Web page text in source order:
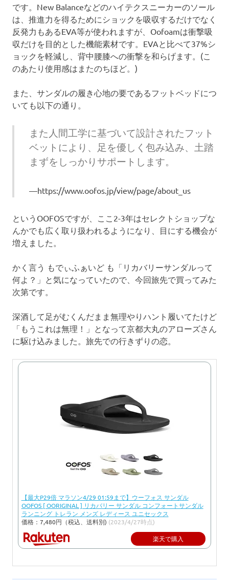
です。New Balanceなどのハイテクスニーカーのソール
は、推進力を得るためにショックを吸収するだけでなく
反発力もあるEVA等が使われますが、Oofoamは衝撃吸
収だけを目的とした機能素材です。EVAと比べて37%シ
ョックを軽減し、背中腰膝への衝撃を和らげます。(こ
のあたり使用感はまたのちほど。)
また、サンダルの履き心地の要であるフットベッドにつ
いても以下の通り。
また人間工学に基づいて設計されたフット
ベットにより、足を優しく包み込み、土踏
まずをしっかりサポートします。
https://www.oofos.jp/view/page/about_us
というOOFOSですが、ここ2-3年はセレクトショップな
んかでも広く取り扱われるようになり、目にする機会が
増えました。
かく言う もでぃふぁいど も「リカバリーサンダルって
何よ？」と気になっていたので、今回旅先で買ってみた
次第です。
深酒して足がむくんだまま無理やりハント履いてたけど
「もうこれは無理！」となって京都大丸のアローズさん
に駆け込みました。旅先での行きずりの恋。
【最大P29倍 マラソン4/29 01:59まで】ウーフォス サンダル
OOFOS [ OORIGINAL ] リカバリー サンダル コンフォートサンダル
ランニング トレラン メンズ レディース ユニセックス
価格：7,480円（税込、送料別) (2023/4/27時点)
楽天で購入